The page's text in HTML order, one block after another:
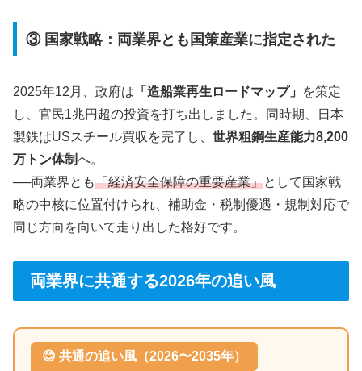
③ 国家戦略：両業界とも国策産業に指定された
2025年12月、政府は 「造船業再生ロードマップ」
を策定
し、官民1兆円超の投資を打ち出しました。同時期、日本
製鉄はUSスチール買収を完了し、 世界粗鋼生産能力8,200
万トン体制へ。
──両業界とも「経済安全保障の重要産業」として国家戦
略の中核に位置付けられ、補助金・税制優遇・規制対応で
同じ方向を向いて走り出した格好です。
両業界に共通する2026年の追い風
😊 共通の追い風（2026〜2035年）